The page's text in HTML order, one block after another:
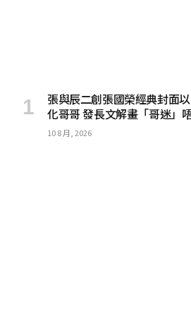
張與辰二創張國榮經典封面
化哥哥 發長文解畫「哥迷」
10 8 月, 2026